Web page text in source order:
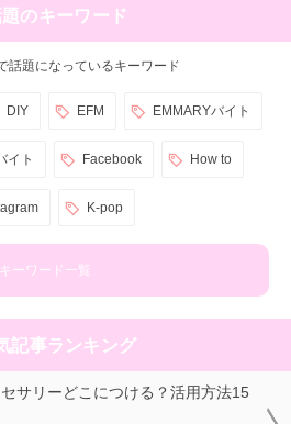
のキーワード
話題になっているキーワード
DIY EFM EMMARYバイト
イト Facebook How to
K-pop
キーワード一覧
記事ランキング
サリーどこにつける？活用方法15